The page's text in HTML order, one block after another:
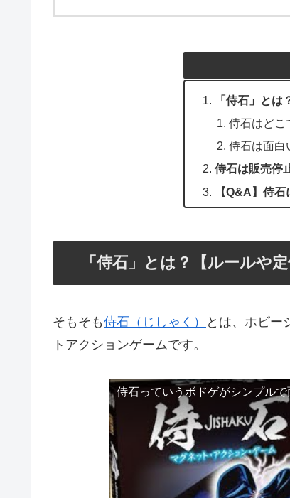
「侍石」とは
侍石はどこ
侍石は面白
侍石は販売停
【Q&A】侍
「侍石」とは？【ルールや定
そもそも侍石（じしゃく）
とは、ホビー
トアクションゲームです。
侍石っていうボドゲがシンプルで